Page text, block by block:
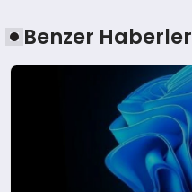
Benzer Haberler